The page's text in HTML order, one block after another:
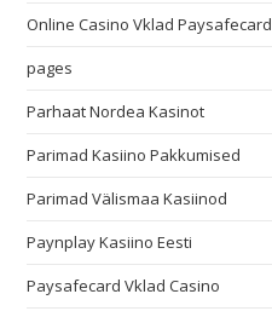
Online Casino Vklad Paysafecard
pages
Parhaat Nordea Kasinot
Parimad Kasiino Pakkumised
Parimad Välismaa Kasiinod
Paynplay Kasiino Eesti
Paysafecard Vklad Casino